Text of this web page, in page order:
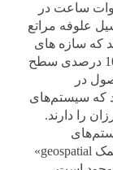
شوند می توانند حدود 80 تراوات ساعت در
حالی که 90٪ از پتانسیل علوفه مراتع
که سازه های
تاسیسات خورشیدی عمودی باعث کاهش 10 درصدی سطح
در
که سیستم‌های
Agrivoltaic در سوئد: تحلیل چند معیاره به کمک geospatial»